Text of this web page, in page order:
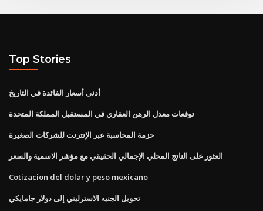
Top Stories
أدنى أسعار الفائدة في التاريخ
توقعات معدل الرهن العقاري في المستقبل المملكة المتحدة
حزمة المحاسبة عبر الإنترنت للشركات الصغيرة
العثور على الناتج المحلي الإجمالي الحقيقي مع مؤشر الاسمية والسعر
Cotizacion del dolar y peso mexicano
تحويل الجنيه الاسترليني إلى دولار جامايكي